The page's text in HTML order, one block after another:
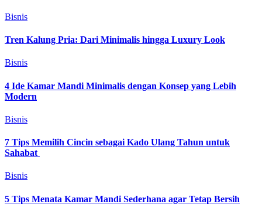
Bisnis
Tren Kalung Pria: Dari Minimalis hingga Luxury Look
Bisnis
4 Ide Kamar Mandi Minimalis dengan Konsep yang Lebih
Modern
Bisnis
7 Tips Memilih Cincin sebagai Kado Ulang Tahun untuk
Sahabat
Bisnis
5 Tips Menata Kamar Mandi Sederhana agar Tetap Bersih